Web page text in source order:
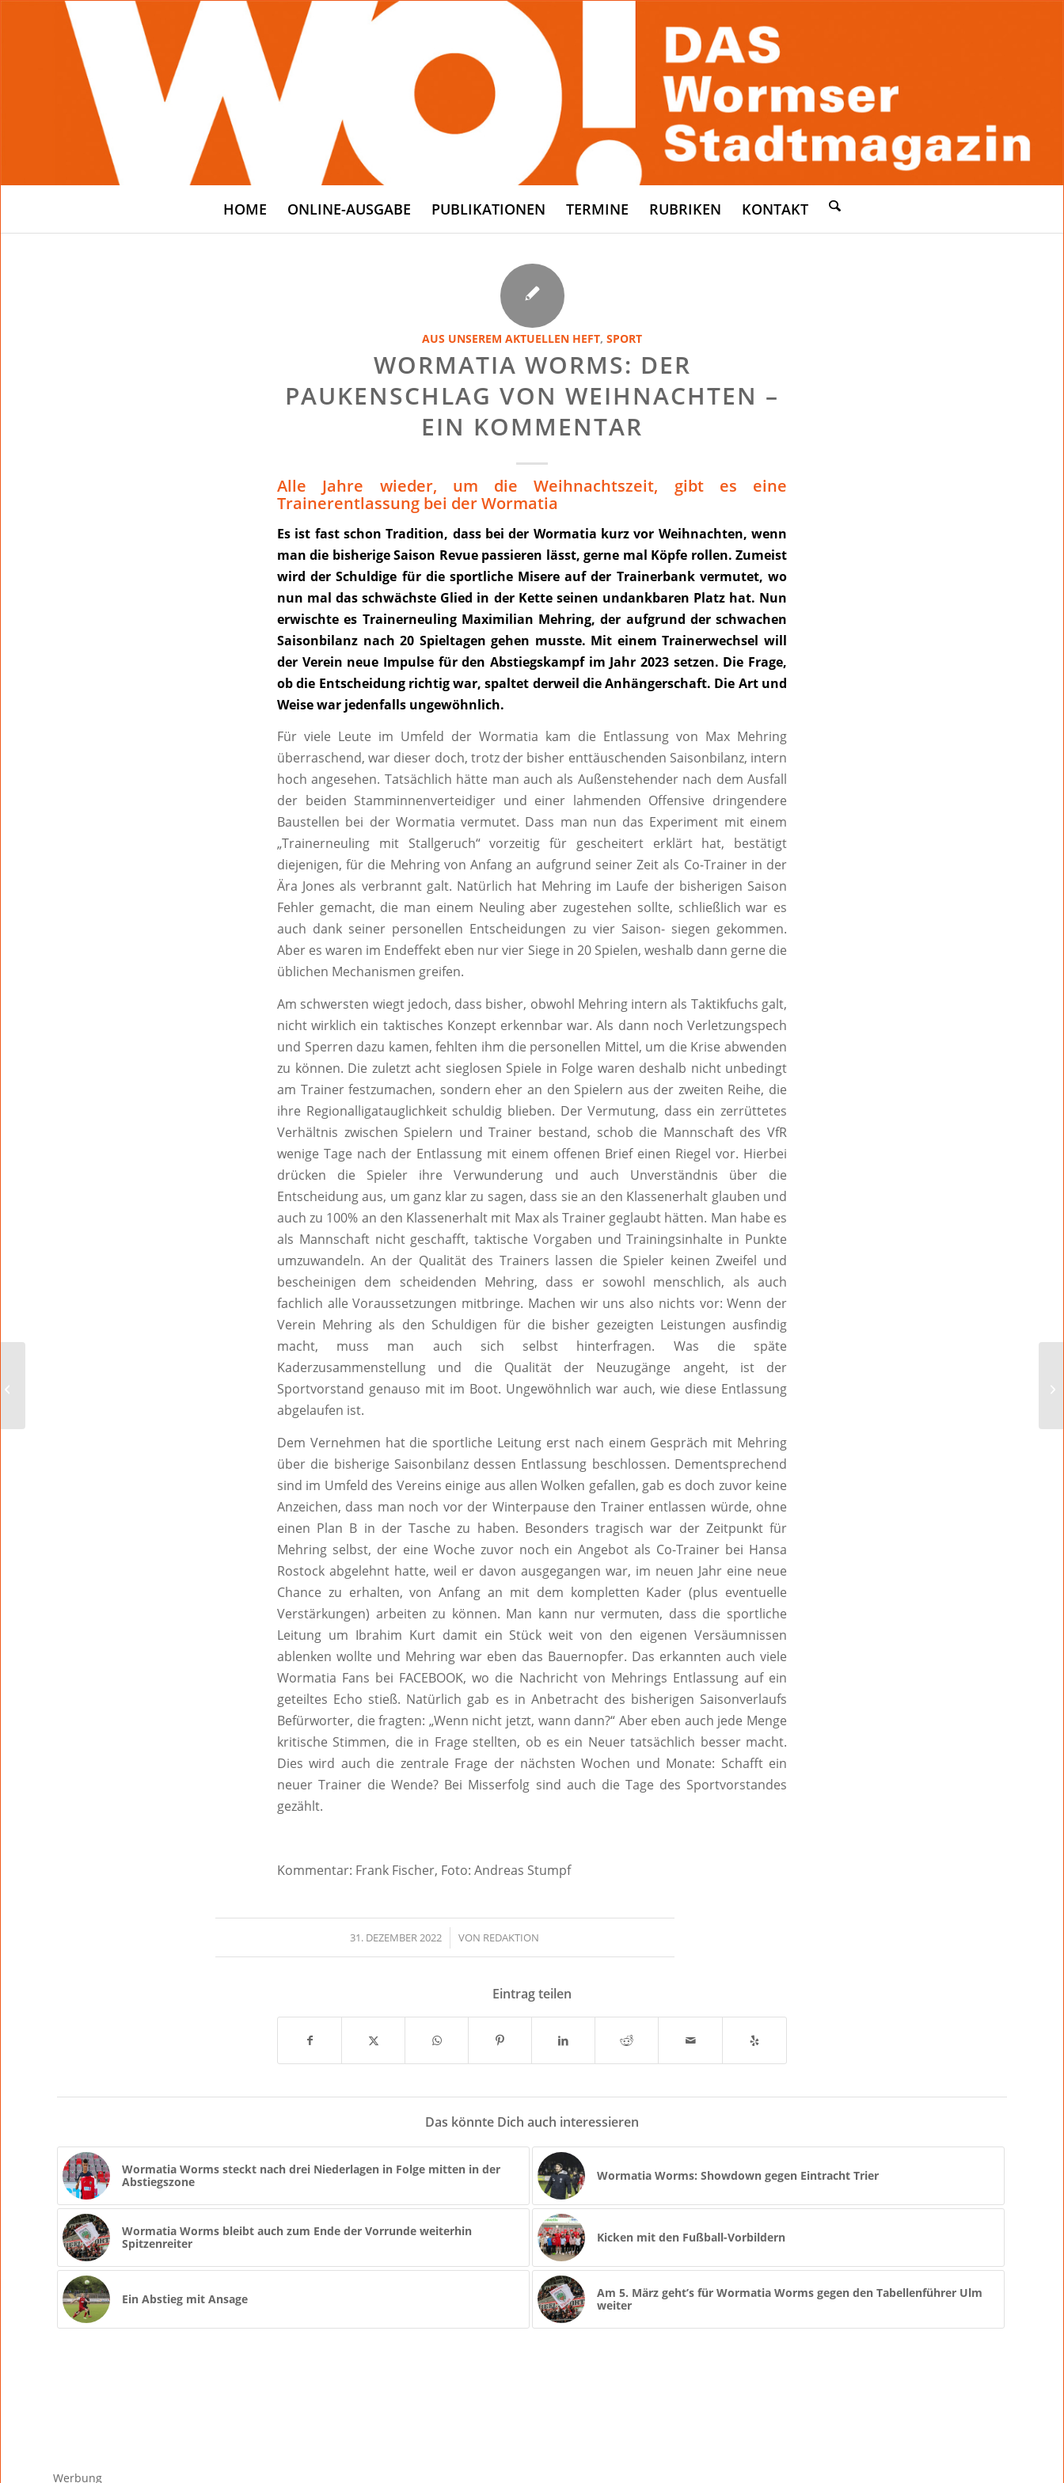
HOME ONLINE-AUSGABE PUBLIKATIONEN TERMINE RUBRIKEN KONTAKT
AUS UNSEREM AKTUELLEN HEFT, SPORT
WORMATIA WORMS: DER
PAUKENSCHLAG VON WEIHNACHTEN –
EIN KOMMENTAR
Alle Jahre wieder, um die Weihnachtszeit, gibt es eine
Trainerentlassung bei der Wormatia
Es ist fast schon Tradition, dass bei der Wormatia kurz vor Weihnachten, wenn
man die bisherige Saison Revue passieren lässt, gerne mal Köpfe rollen. Zumeist
wird der Schuldige für die sportliche Misere auf der Trainerbank vermutet, wo
nun mal das schwächste Glied in der Kette seinen undankbaren Platz hat. Nun
erwischte es Trainerneuling Maximilian Mehring, der aufgrund der schwachen
Saisonbilanz nach 20 Spieltagen gehen musste. Mit einem Trainerwechsel will
der Verein neue Impulse für den Abstiegskampf im Jahr 2023 setzen. Die Frage,
ob die Entscheidung richtig war, spaltet derweil die Anhängerschaft. Die Art und
Weise war jedenfalls ungewöhnlich.
Für viele Leute im Umfeld der Wormatia kam die Entlassung von Max Mehring
überraschend, war dieser doch, trotz der bisher enttäuschenden Saisonbilanz, intern
hoch angesehen. Tatsächlich hätte man auch als Außenstehender nach dem Ausfall
der beiden Stamminnenverteidiger und einer lahmenden Offensive dringendere
Baustellen bei der Wormatia vermutet. Dass man nun das Experiment mit einem
„Trainerneuling mit Stallgeruch“ vorzeitig für gescheitert erklärt hat, bestätigt
diejenigen, für die Mehring von Anfang an aufgrund seiner Zeit als Co-Trainer in der
Ära Jones als verbrannt galt. Natürlich hat Mehring im Laufe der bisherigen Saison
Fehler gemacht, die man einem Neuling aber zugestehen sollte, schließlich war es
auch dank seiner personellen Entscheidungen zu vier Saison- siegen gekommen.
Aber es waren im Endeffekt eben nur vier Siege in 20 Spielen, weshalb dann gerne die
üblichen Mechanismen greifen.
Am schwersten wiegt jedoch, dass bisher, obwohl Mehring intern als Taktikfuchs galt,
nicht wirklich ein taktisches Konzept erkennbar war. Als dann noch Verletzungspech
und Sperren dazu kamen, fehlten ihm die personellen Mittel, um die Krise abwenden
zu können. Die zuletzt acht sieglosen Spiele in Folge waren deshalb nicht unbedingt
am Trainer festzumachen, sondern eher an den Spielern aus der zweiten Reihe, die
ihre Regionalligatauglichkeit schuldig blieben. Der Vermutung, dass ein zerrüttetes
Verhältnis zwischen Spielern und Trainer bestand, schob die Mannschaft des VfR
wenige Tage nach der Entlassung mit einem offenen Brief einen Riegel vor. Hierbei
drücken die Spieler ihre Verwunderung und auch Unverständnis über die
Entscheidung aus, um ganz klar zu sagen, dass sie an den Klassenerhalt glauben und
auch zu 100% an den Klassenerhalt mit Max als Trainer geglaubt hätten. Man habe es
als Mannschaft nicht geschafft, taktische Vorgaben und Trainingsinhalte in Punkte
umzuwandeln. An der Qualität des Trainers lassen die Spieler keinen Zweifel und
bescheinigen dem scheidenden Mehring, dass er sowohl menschlich, als auch
fachlich alle Voraussetzungen mitbringe. Machen wir uns also nichts vor: Wenn der
Verein Mehring als den Schuldigen für die bisher gezeigten Leistungen ausfindig
macht, muss man auch sich selbst hinterfragen. Was die späte
Kaderzusammenstellung und die Qualität der Neuzugänge angeht, ist der
Sportvorstand genauso mit im Boot. Ungewöhnlich war auch, wie diese Entlassung
abgelaufen ist.
Dem Vernehmen hat die sportliche Leitung erst nach einem Gespräch mit Mehring
über die bisherige Saisonbilanz dessen Entlassung beschlossen. Dementsprechend
sind im Umfeld des Vereins einige aus allen Wolken gefallen, gab es doch zuvor keine
Anzeichen, dass man noch vor der Winterpause den Trainer entlassen würde, ohne
einen Plan B in der Tasche zu haben. Besonders tragisch war der Zeitpunkt für
Mehring selbst, der eine Woche zuvor noch ein Angebot als Co-Trainer bei Hansa
Rostock abgelehnt hatte, weil er davon ausgegangen war, im neuen Jahr eine neue
Chance zu erhalten, von Anfang an mit dem kompletten Kader (plus eventuelle
Verstärkungen) arbeiten zu können. Man kann nur vermuten, dass die sportliche
Leitung um Ibrahim Kurt damit ein Stück weit von den eigenen Versäumnissen
ablenken wollte und Mehring war eben das Bauernopfer. Das erkannten auch viele
Wormatia Fans bei FACEBOOK, wo die Nachricht von Mehrings Entlassung auf ein
geteiltes Echo stieß. Natürlich gab es in Anbetracht des bisherigen Saisonverlaufs
Befürworter, die fragten: „Wenn nicht jetzt, wann dann?“ Aber eben auch jede Menge
kritische Stimmen, die in Frage stellten, ob es ein Neuer tatsächlich besser macht.
Dies wird auch die zentrale Frage der nächsten Wochen und Monate: Schafft ein
neuer Trainer die Wende? Bei Misserfolg sind auch die Tage des Sportvorstandes
gezählt.
Kommentar: Frank Fischer, Foto: Andreas Stumpf
31. DEZEMBER 2022
/ VON REDAKTION
Eintrag teilen
Das könnte Dich auch interessieren
Wormatia Worms steckt nach drei Niederlagen in Folge mitten in der
Abstiegszone
Wormatia Worms: Showdown gegen Eintracht Trier
Wormatia Worms bleibt auch zum Ende der Vorrunde weiterhin
Spitzenreiter
Kicken mit den Fußball-Vorbildern
Ein Abstieg mit Ansage
Am 5. März geht’s für Wormatia Worms gegen den Tabellenführer Ulm
weiter
Werbung